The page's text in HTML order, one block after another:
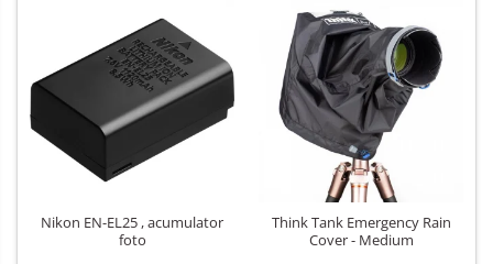
Nikon EN-EL25 , acumulator
foto
Think Tank Emergency Rain
Cover - Medium